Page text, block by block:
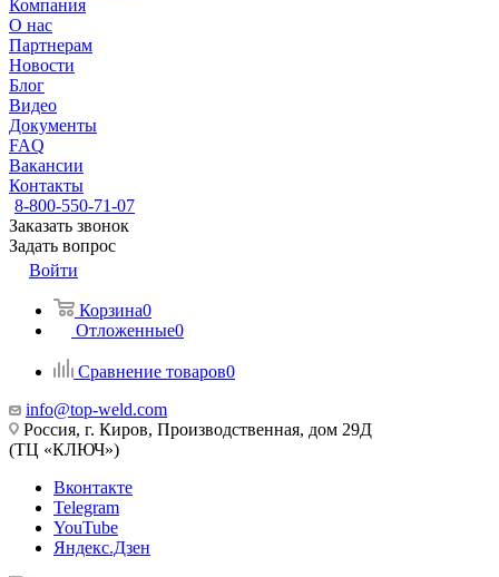
Компания
О нас
Партнерам
Новости
Блог
Видео
Документы
FAQ
Вакансии
Контакты
8-800-550-71-07
Заказать звонок
Задать вопрос
Войти
Корзина0
Отложенные0
Сравнение товаров0
info@top-weld.com
Россия, г. Киров, Производственная, дом 29Д
(ТЦ «КЛЮЧ»)
Вконтакте
Telegram
YouTube
Яндекс.Дзен